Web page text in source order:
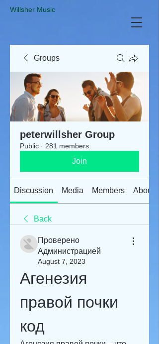
​Willsher Music
Groups
peterwillsher Group
Public · 281 members
Join
Discussion Media Members About
Back
Проверено
Администрацией
August 7, 2023
Агенезия
правой почки
код